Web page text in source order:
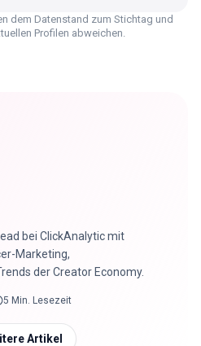
dem Datenstand zum Stichtag und
Profilen abweichen.
bei ClickAnalytic mit
Marketing,
der Creator Economy.
5 Min. Lesezeit
Artikel